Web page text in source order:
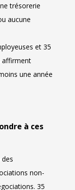
trésorerie
aucune
et 35
affirment
une année
à ces
non-
35